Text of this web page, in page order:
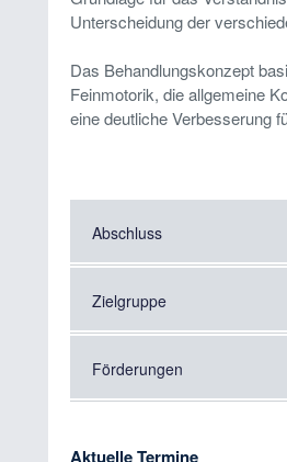
Unterscheidung der
Das Behandlungskonzept
Feinmotorik, die allgemeine
eine deutliche Verbesserung
Abschluss
Zielgruppe
Förderungen
Aktuelle Termine